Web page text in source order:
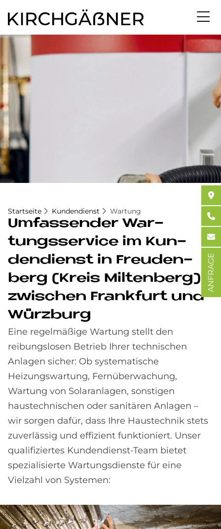
Direkt
zum
Inhalt
Startseite Kundendienst Wartung
Um­fas­sen­der War­
tungs­ser­vice im Kun­
den­dienst in Freu­den­
berg (Kreis Mil­ten­berg)
zwi­schen Frank­furt und
Würz­burg
Eine regelmäßige Wartung stellt den
reibungslosen Betrieb Ihrer technischen
Anlagen sicher: Ob systematische
Heizungswartung, Fernüberwachung,
Wartung von Solaranlagen, sonstigen
haustechnischen oder sanitären Anlagen –
wir sorgen dafür, dass Ihre Haustechnik stets
zuverlässig und effizient funktioniert. Unser
qualifiziertes Kundendienst-Team bietet
spezialisierte Wartungsdienste für eine
Vielzahl von Systemen:
ANFRAGE